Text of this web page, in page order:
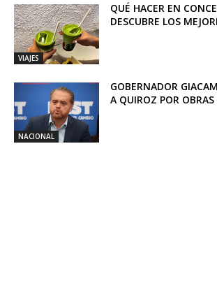
VIAJES
QUÉ HACER EN
DESCUBRE LOS
NACIONAL
GOBERNADOR
A QUIROZ POR OBRAS